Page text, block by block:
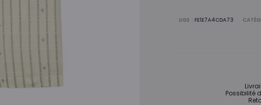
UGS : FE1E7A4CDA73
Possibilité